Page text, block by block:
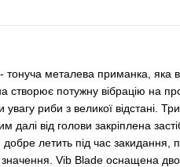
металева приманка, яка
потужну вібрацію на
риби з великої відстані.
далі від голови закріплена
летить під час закидання,
значення. Vib Blade оснащена